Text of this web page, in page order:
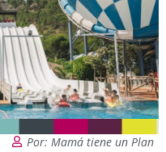
Por: Mamá tiene un Plan